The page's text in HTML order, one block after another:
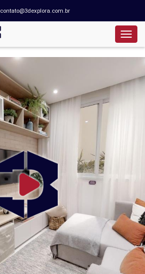
contato@3dexplora.com.br